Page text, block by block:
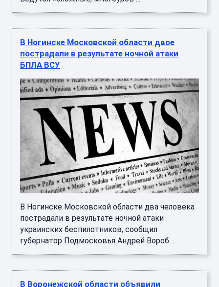
В Ногинске Московской области два человека
пострадали в результате ночной атаки
украинских беспилотников, сообщил
губернатор Подмосковья Андрей Вороб ...
В Воронежской области объявили
опасность атаки БПЛА